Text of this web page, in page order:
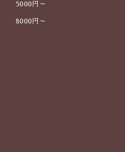
5000円～
8000円～